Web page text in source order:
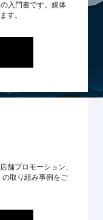
入門書です。媒体
す。
舗プロモーション、
取り組み事例をご